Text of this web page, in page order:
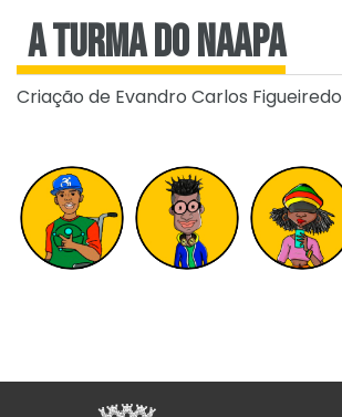
A turma do NAAPA
Criação de Evandro Carlos Figueiredo